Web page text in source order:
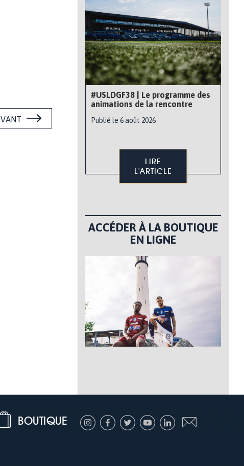
#USLDGF38 | Le programme des
animations de la rencontre
Publié le 6 août 2026
LIRE
L'ARTICLE
ACCÉDER À LA BOUTIQUE
EN LIGNE
BOUTIQUE